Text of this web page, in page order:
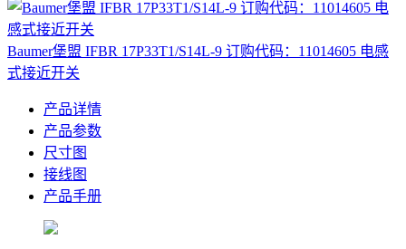
Baumer堡盟 IFBR 17P33T1/S14L-9 订购代码：11014605 电感
式接近开关
产品详情
产品参数
尺寸图
接线图
产品手册